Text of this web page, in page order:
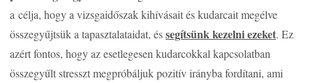
a célja, hogy a vizsgaidőszak kihívásait és kudarcait megélve
összegyűjtsük a tapasztalataidat, éssegítsünk kezelni ezeket. Ez
azért fontos, hogy az esetlegesen kudarcokkal kapcsolatban
összegyűlt stresszt megpróbáljuk pozitív irányba fordítani, ami